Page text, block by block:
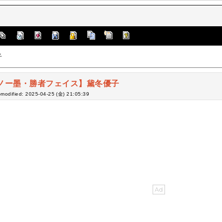
ー墨・勝者フェイス】黛冬優子
2025-04-25 (金) 21:05:39